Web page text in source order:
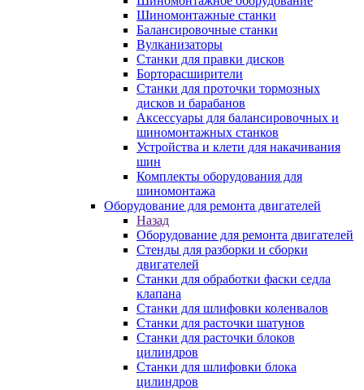
Шиномонтажные станки
Балансировочные станки
Вулканизаторы
Станки для правки дисков
Борторасширители
Станки для проточки тормозных
дисков и барабанов
Аксессуары для балансировочных и
шиномонтажных станков
Устройства и клети для накачивания
шин
Комплекты оборудования для
шиномонтажа
Оборудование для ремонта двигателей
Назад
Оборудование для ремонта двигателей
Стенды для разборки и сборки
двигателей
Станки для обработки фаски седла
клапана
Станки для шлифовки коленвалов
Станки для расточки шатунов
Станки для расточки блоков
цилиндров
Станки для шлифовки блока
цилиндров